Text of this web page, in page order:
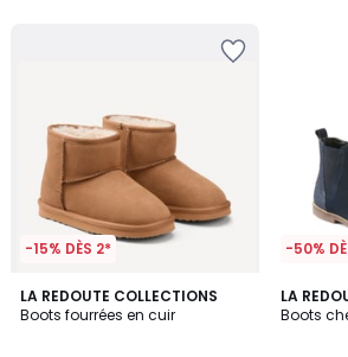
-15% DÈS 2*
LA REDOUTE COLLECTIONS
Boots fourrées en cuir
1
/
-50%
LA
Boots
5
/